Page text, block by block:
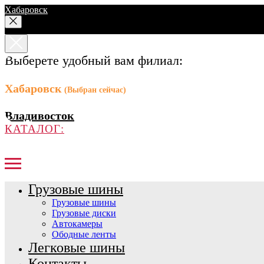
Хабаровск
Выберете удобный вам филиал:
Хабаровск (Выбран сейчас)
Владивосток
КАТАЛОГ:
Грузовые шины
Грузовые шины
Грузовые диски
Автокамеры
Ободные ленты
Легковые шины